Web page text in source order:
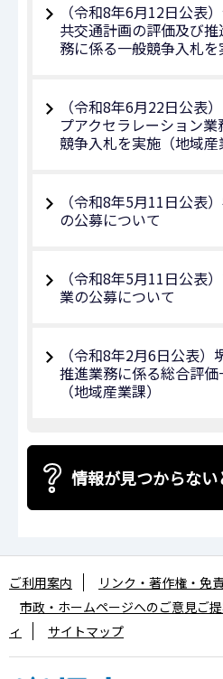
（令和8年6月12日公表
共交通計画の評価及び
務に係る一般競争入札を
（令和8年6月22日公表
プアクセラレーション
競争入札を実施（地域産
（令和8年5月11日公表
の公募について
（令和8年5月11日公表
業の公募について
（令和8年2月6日公表
推進業務に係る総合評
（地域産業課）
情報が見つからない
ご利用案内 リンク・著作権・免
市政・ホームページへのご意見ご
ィ
サイトマップ